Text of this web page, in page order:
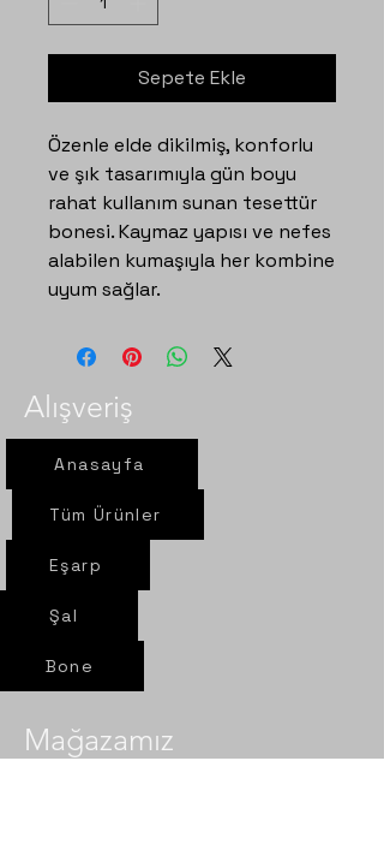
Sepete Ekle
Özenle elde dikilmiş, konforlu
ve şık tasarımıyla gün boyu
rahat kullanım sunan tesettür
bonesi. Kaymaz yapısı ve nefes
alabilen kumaşıyla her kombine
uyum sağlar.
Alışveriş
Anasayfa
Tüm Ürünler
Eşarp
Şal
Bone
Mağazamız